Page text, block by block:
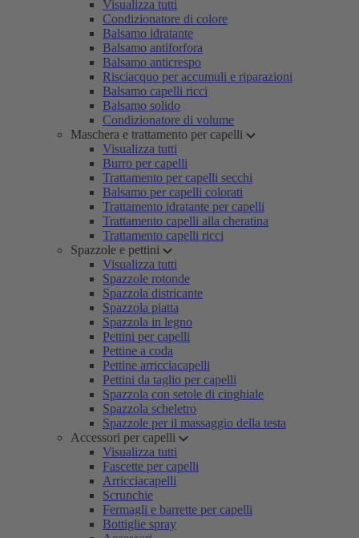
Visualizza tutti
Condizionatore di colore
Balsamo idratante
Balsamo antiforfora
Balsamo anticrespo
Risciacquo per accumuli e riparazioni
Balsamo capelli ricci
Balsamo solido
Condizionatore di volume
Maschera e trattamento per capelli
Visualizza tutti
Burro per capelli
Trattamento per capelli secchi
Balsamo per capelli colorati
Trattamento idratante per capelli
Trattamento capelli alla cheratina
Trattamento capelli ricci
Spazzole e pettini
Visualizza tutti
Spazzole rotonde
Spazzola districante
Spazzola piatta
Spazzola in legno
Pettini per capelli
Pettine a coda
Pettine arricciacapelli
Pettini da taglio per capelli
Spazzola con setole di cinghiale
Spazzola scheletro
Spazzole per il massaggio della testa
Accessori per capelli
Visualizza tutti
Fascette per capelli
Arricciacapelli
Scrunchie
Fermagli e barrette per capelli
Bottiglie spray